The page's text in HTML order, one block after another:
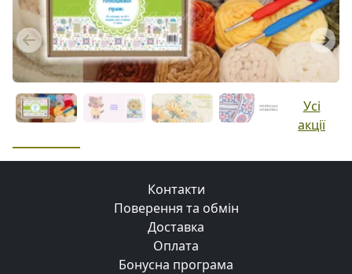
Previous Next
Усі
акції
Контакти
Поверення та обмін
Доставка
Оплата
Бонусна програма